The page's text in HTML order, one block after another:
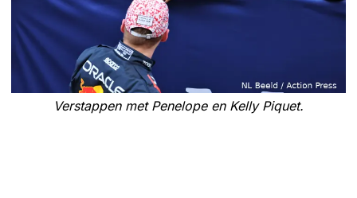
Verstappen met Penelope en Kelly Piquet.